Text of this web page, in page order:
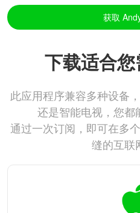
获取
下载适合
此应用程序兼容多种设备
还是智能电视，您都
通过一次订阅，即可在多
缝的互联